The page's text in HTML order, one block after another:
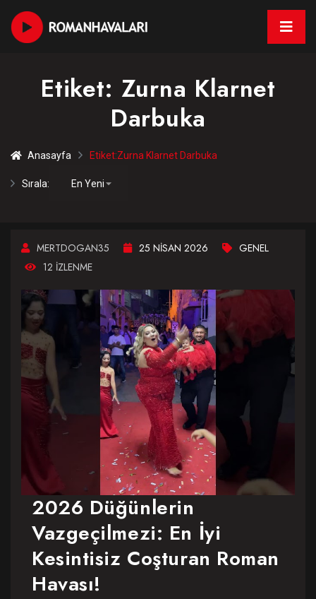
Etiket: Zurna Klarnet
Darbuka
Anasayfa Etiket:Zurna Klarnet Darbuka
Sırala:
MERTDOGAN35 25 NISAN 2026
GENEL
12 IZLENME
2026 Düğünlerin
Vazgeçilmezi: En İyi
Kesintisiz Coşturan Roman
Havası!